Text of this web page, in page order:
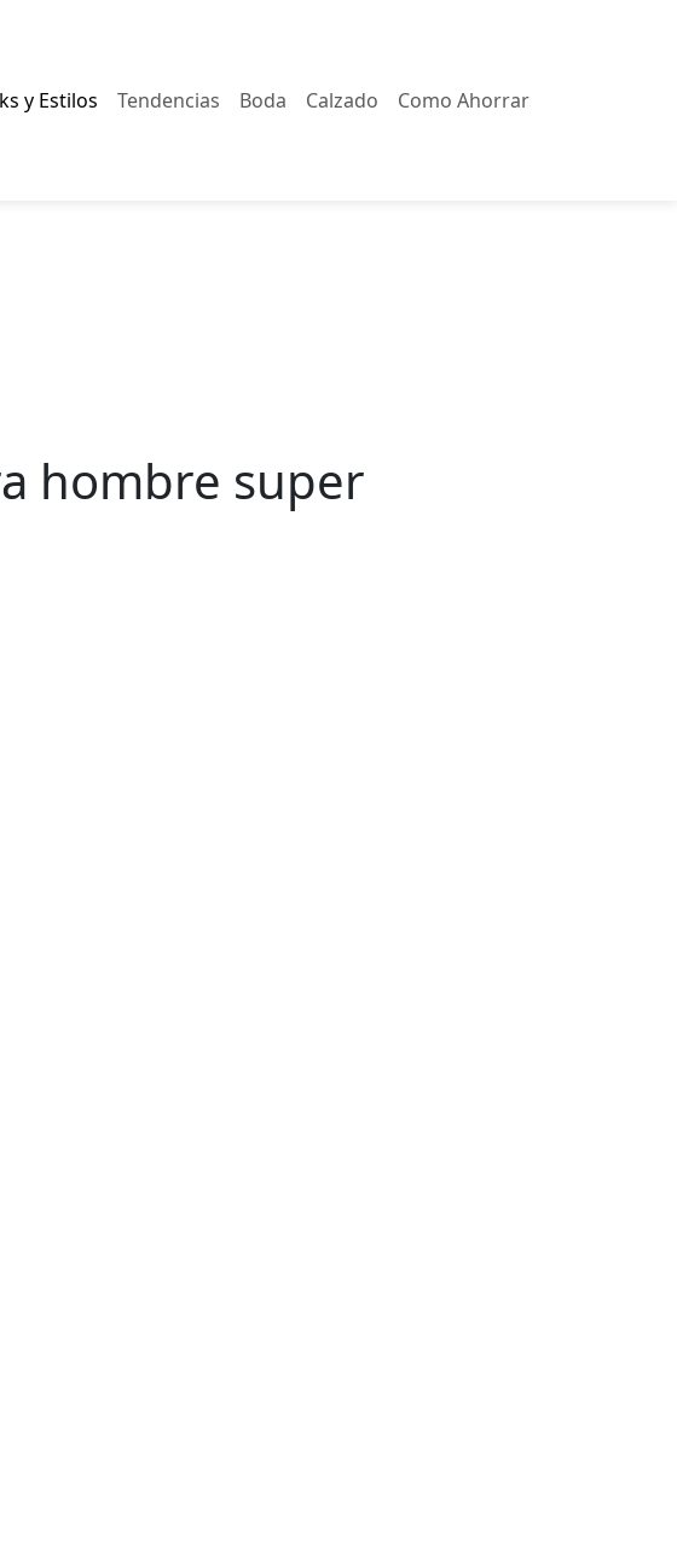
y Estilos Tendencias Boda Calzado Como Ahorrar
hombre super